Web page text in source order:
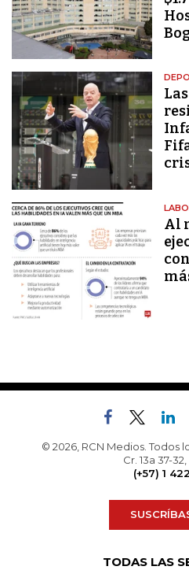
Al
© 2026, RCN Medios. Todos
Cr. 13a 37-
(+57) 1
TODAS LAS